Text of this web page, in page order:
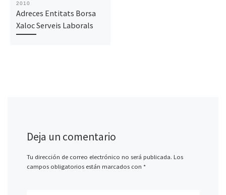
2010
Adreces Entitats Borsa
Xaloc Serveis Laborals
Deja un comentario
Tu dirección de correo electrónico no será publicada. Los
campos obligatorios están marcados con *